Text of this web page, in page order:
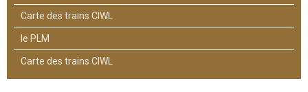
Carte des trains CIWL
le PLM
Carte des trains CIWL